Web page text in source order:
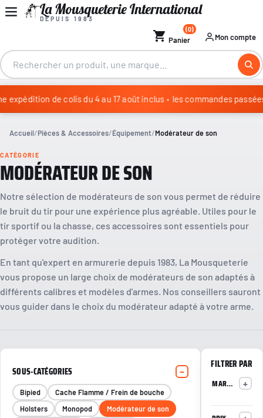
La Mousqueterie International
DEPUIS 1983
shopping_cart Panier
(0)
Mon compte
expédition de colis du 4 au 17 août inclus • les commandes
Accueil Pièces & Accessoires Équipement Modérateur de son
CATÉGORIE
MODÉRATEUR DE SON
Notre sélection de modérateurs de son vous permet de réduire
le bruit du tir pour une expérience plus agréable. Utiles pour le
tir sportif ou la chasse, ces accessoires sont essentiels pour
protéger votre audition.
En tant qu'expert en armurerie depuis 1983, La Mousqueterie
vous propose un large choix de modérateurs de son adaptés à
différents calibres et modèles d'armes. Nos conseillers sauront
vous guider dans le choix du modérateur adapté à votre arme.
SOUS-CATÉGORIES
Bipied
Cache Flamme / Frein de bouche
Holsters
Monopod
Modérateur de son
FILTRER PAR
MARQUE